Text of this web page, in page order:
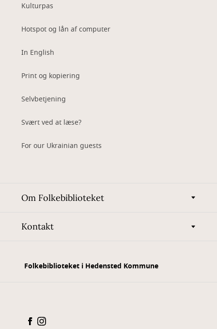
Kulturpas
Hotspot og lån af computer
In English
Print og kopiering
Selvbetjening
Svært ved at læse?
For our Ukrainian guests
Om Folkebiblioteket
Kontakt
Folkebiblioteket i Hedensted Kommune